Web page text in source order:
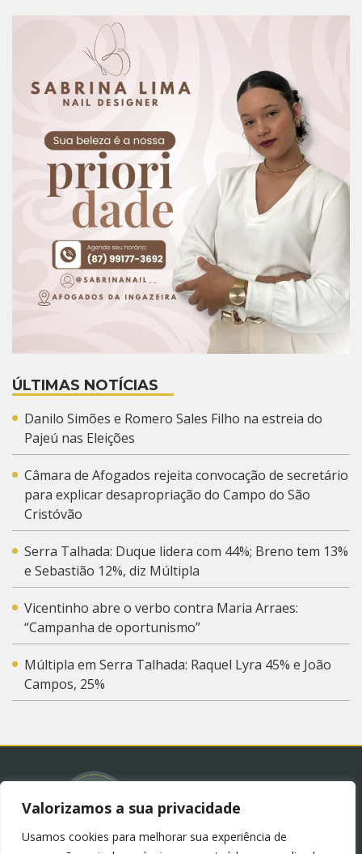
Valorizamos a sua privacidade
Usamos cookies para melhorar sua experiência de
ÚLTIMAS NOTÍCIAS
Danilo Simões e Romero Sales Filho na estreia do
Pajeú nas Eleições
Câmara de Afogados rejeita convocação de secretário
para explicar desapropriação do Campo do São
Cristóvão
Serra Talhada: Duque lidera com 44%; Breno tem 13%
e Sebastião 12%, diz Múltipla
Vicentinho abre o verbo contra Maria Arraes:
“Campanha de oportunismo”
Múltipla em Serra Talhada: Raquel Lyra 45% e João
Campos, 25%
© 2023 – Blog Juliana Lima. Política de Privacidade